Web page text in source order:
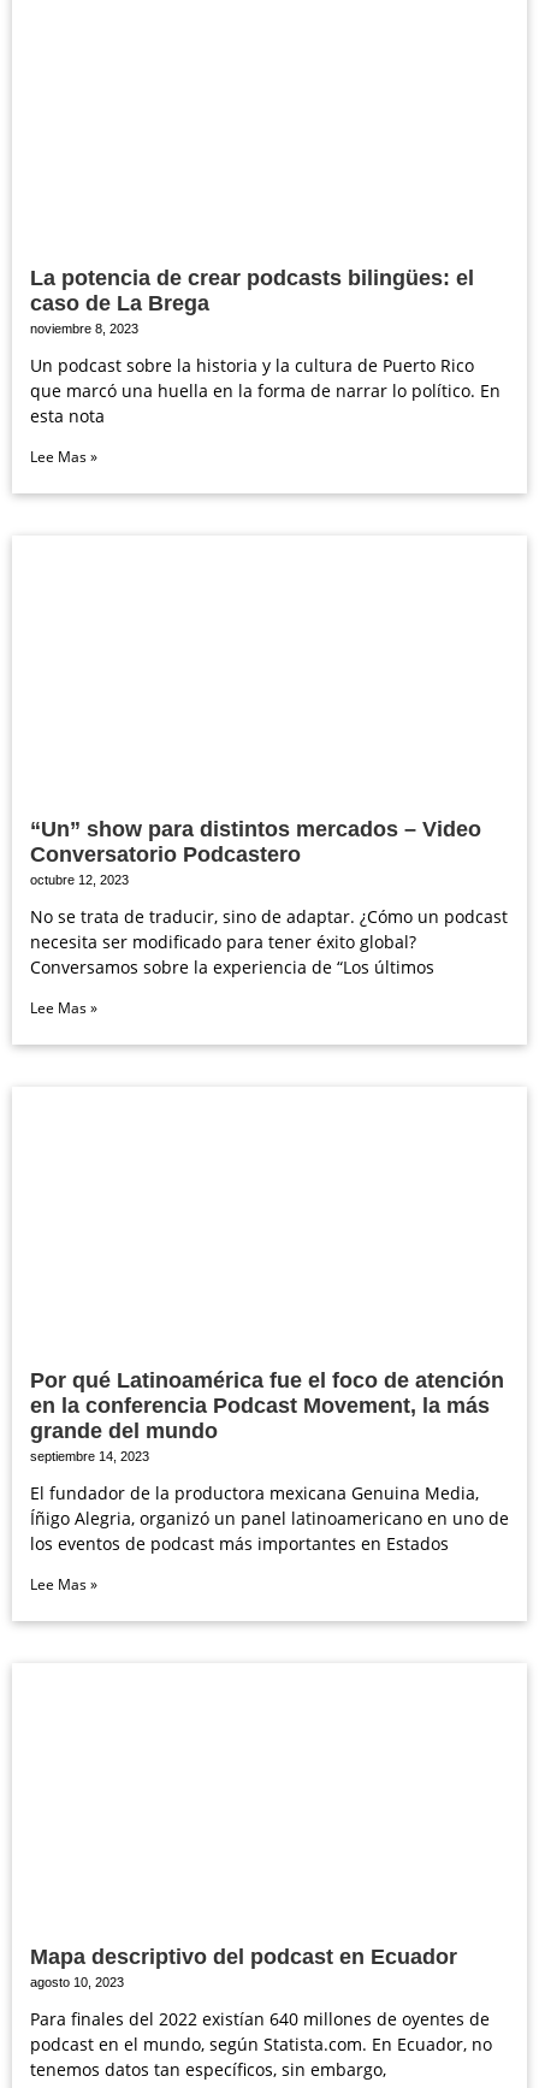
La potencia de crear podcasts bilingües: el
caso de La Brega
noviembre 8, 2023
Un podcast sobre la historia y la cultura de Puerto Rico
que marcó una huella en la forma de narrar lo político. En
esta nota
Lee Mas »
“Un” show para distintos mercados – Video
Conversatorio Podcastero
octubre 12, 2023
No se trata de traducir, sino de adaptar. ¿Cómo un podcast
necesita ser modificado para tener éxito global?
Conversamos sobre la experiencia de “Los últimos
Lee Mas »
Por qué Latinoamérica fue el foco de atención
en la conferencia Podcast Movement, la más
grande del mundo
septiembre 14, 2023
El fundador de la productora mexicana Genuina Media,
Íñigo Alegria, organizó un panel latinoamericano en uno de
los eventos de podcast más importantes en Estados
Lee Mas »
Mapa descriptivo del podcast en Ecuador
agosto 10, 2023
Para finales del 2022 existían 640 millones de oyentes de
podcast en el mundo, según Statista.com. En Ecuador, no
tenemos datos tan específicos, sin embargo,